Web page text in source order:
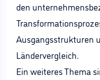
den
Ausgangsstrukturen
Ländervergleich.
Ein weiteres Thema